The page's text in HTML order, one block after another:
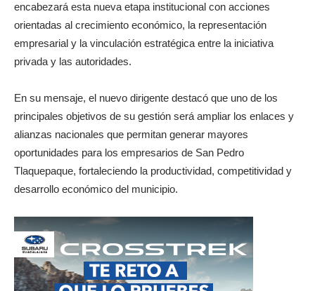
encabezará esta nueva etapa institucional con acciones
orientadas al crecimiento económico, la representación
empresarial y la vinculación estratégica entre la iniciativa
privada y las autoridades.
En su mensaje, el nuevo dirigente destacó que uno de los
principales objetivos de su gestión será ampliar los enlaces y
alianzas nacionales que permitan generar mayores
oportunidades para los empresarios de San Pedro
Tlaquepaque, fortaleciendo la productividad, competitividad y
desarrollo económico del municipio.